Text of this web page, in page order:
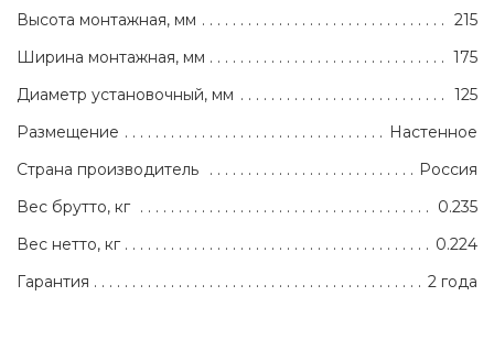
Высота монтажная, мм
215
Ширина монтажная, мм
175
Диаметр установочный, мм
125
Размещение
Настенное
Страна производитель
Россия
Вес брутто, кг
0.235
Вес нетто, кг
0.224
Гарантия
2 года